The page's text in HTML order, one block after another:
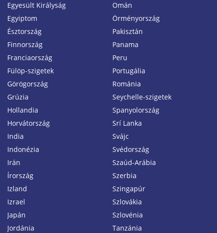
Egyesült Királyság
Egyiptom
Észtország
Finnország
Franciaország
Fülöp-szigetek
Görögország
Grúzia
Hollandia
Horvátország
India
Indonézia
Irán
Írország
Izland
Izrael
Japán
Jordánia
Omán
Örményország
Pakisztán
Panama
Peru
Portugália
Románia
Seychelle-szigetek
Spanyolország
Srí Lanka
Svájc
Svédország
Szaúd-Arábia
Szerbia
Szingapúr
Szlovákia
Szlovénia
Tanzánia